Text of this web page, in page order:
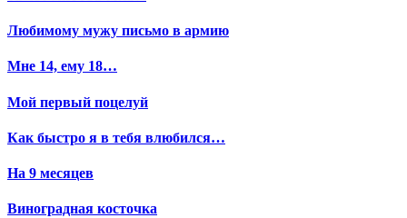
Любимому мужу письмо в армию
Мне 14, ему 18…
Мой первый поцелуй
Как быстро я в тебя влюбился…
На 9 месяцев
Виноградная косточка